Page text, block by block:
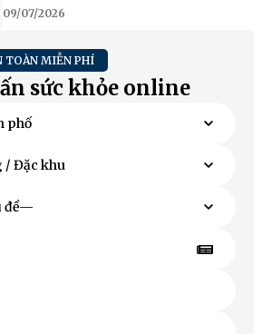
09/07/2026
TOÀN MIỄN PHÍ
sức khỏe online